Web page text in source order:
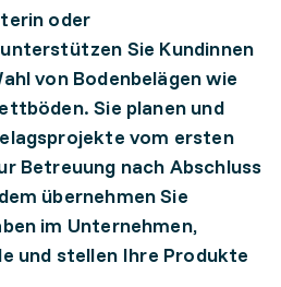
oder
Sie Kundinnen
von Bodenbelägen wie
Sie planen und
vom ersten
Betreuung nach Abschluss
übernehmen Sie
im Unternehmen,
und stellen Ihre Produkte